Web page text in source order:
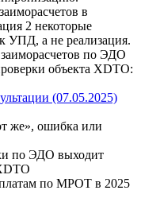
в
2 некоторые
УПД, а не реализация.
по ЭДО
объекта XDTO:
(07.05.2025)
же», ошибка или
по ЭДО выходит
по МРОТ в 2025